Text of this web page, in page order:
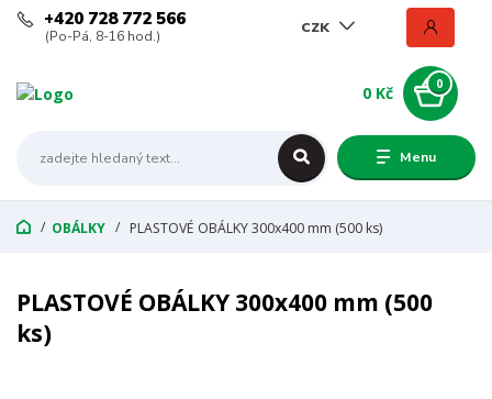
Menu
CZK
+420 728 772 566
(Po-Pá, 8-16 hod.)
0
0 Kč
OBÁLKY PLASTOVÉ OBÁLKY 300x400 mm (500 ks)
PLASTOVÉ OBÁLKY 300x400 mm (500
ks)